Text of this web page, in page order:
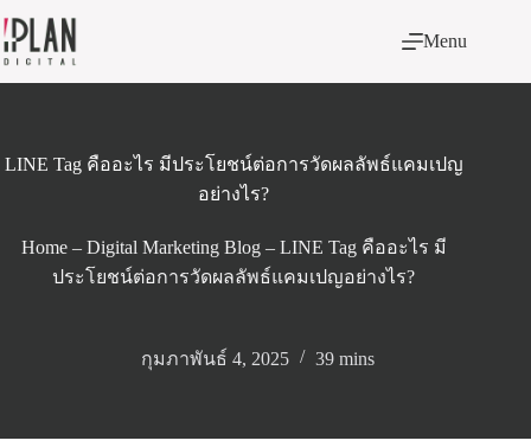
to
content
Menu
LINE Tag คืออะไร มีประโยชน์ต่อการวัดผลลัพธ์แคมเปญ
อย่างไร?
Home– Digital Marketing Blog– LINE Tag คืออะไร มี
ประโยชน์ต่อการวัดผลลัพธ์แคมเปญอย่างไร?
กุมภาพันธ์ 4, 2025 39 mins